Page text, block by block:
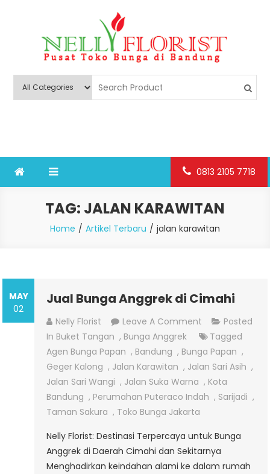
Nelly Florist Bandung
0813 2105 7718
TAG: JALAN KARAWITAN
Home Artikel Terbaru jalan karawitan
MAY
02
Jual Bunga Anggrek di Cimahi
Nelly Florist Leave A Comment On
Jual
Bunga
Anggrek
Di
Cimahi
Posted
In Buket Tangan , Bunga Anggrek
Tagged
Agen Bunga Papan , Bandung , Bunga Papan ,
Geger Kalong , Jalan Karawitan , Jalan Sari Asih ,
Jalan Sari Wangi , Jalan Suka Warna , Kota
Bandung , Perumahan Puteraco Indah , Sarijadi ,
Taman Sakura , Toko Bunga Jakarta
Nelly Florist: Destinasi Terpercaya untuk Bunga
Anggrek di Daerah Cimahi dan Sekitarnya
Menghadirkan keindahan alami ke dalam rumah